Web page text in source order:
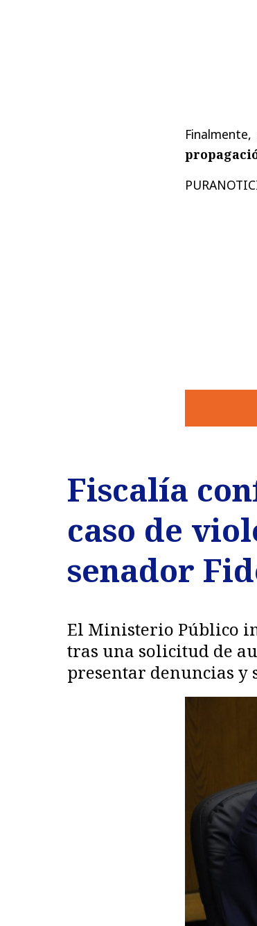
Fiscalía
caso de
senador
El Ministerio Público
tras una solicitud de
presentar denuncias y